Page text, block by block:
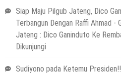
Siap Maju Pilgub Jateng, Dico
Terbangun Dengan Raffi Ahmad -
Jateng : Dico Ganinduto Ke
Dikunjungi
Sudiyono pada Ketemu